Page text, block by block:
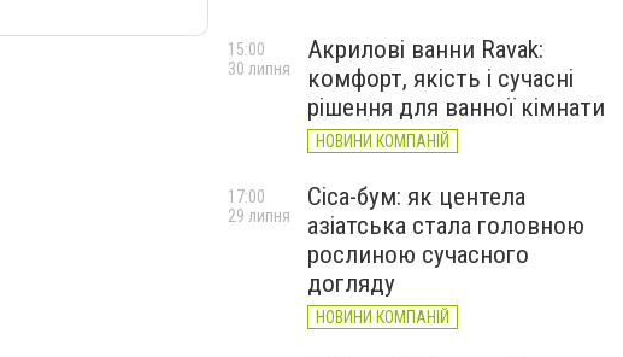
Акрилові ванни Ravak:
комфорт, якість і сучасні
рішення для ванної кімнати
НОВИНИ КОМПАНІЙ
15:00
30 липня
Cica-бум: як центела
азіатська стала головною
рослиною сучасного
догляду
НОВИНИ КОМПАНІЙ
17:00
29 липня